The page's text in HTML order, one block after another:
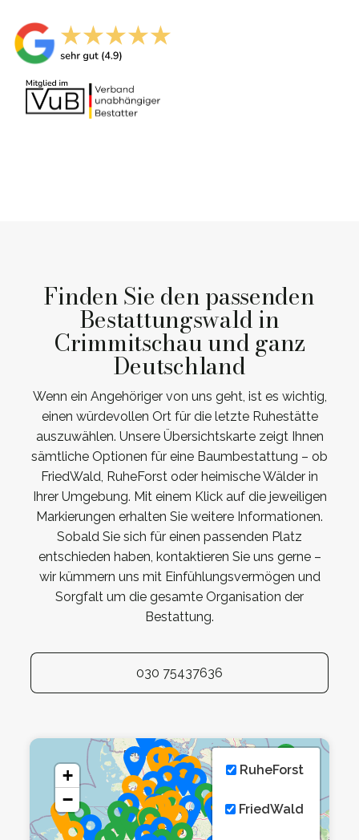
Finden Sie den passenden
Bestattungswald in
Crimmitschau und ganz
Deutschland
Wenn ein Angehöriger von uns geht, ist es wichtig,
einen würdevollen Ort für die letzte Ruhestätte
auszuwählen. Unsere Übersichtskarte zeigt Ihnen
sämtliche Optionen für eine Baumbestattung – ob
FriedWald, RuheForst oder heimische Wälder in
Ihrer Umgebung. Mit einem Klick auf die jeweiligen
Markierungen erhalten Sie weitere Informationen.
Sobald Sie sich für einen passenden Platz
entschieden haben, kontaktieren Sie uns gerne –
wir kümmern uns mit Einfühlungsvermögen und
Sorgfalt um die gesamte Organisation der
Bestattung.
030 75437636
+
−
RuheForst
FriedWald